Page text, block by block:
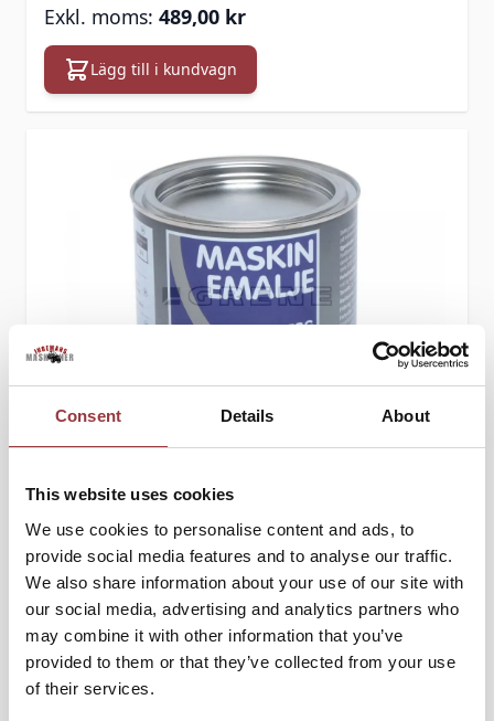
Consent Details About
This website uses cookies
We use cookies to personalise content and ads, to
provide social media features and to analyse our traffic.
We also share information about your use of our site with
our social media, advertising and analytics partners who
may combine it with other information that you’ve
provided to them or that they’ve collected from your use
of their services.
489,00 kr
Lägg till i kundvagn
FÄRG PASSANDE TILL JF RÖD 3/4 L
636,25 kr
509,00 kr
Lägg till i kundvagn